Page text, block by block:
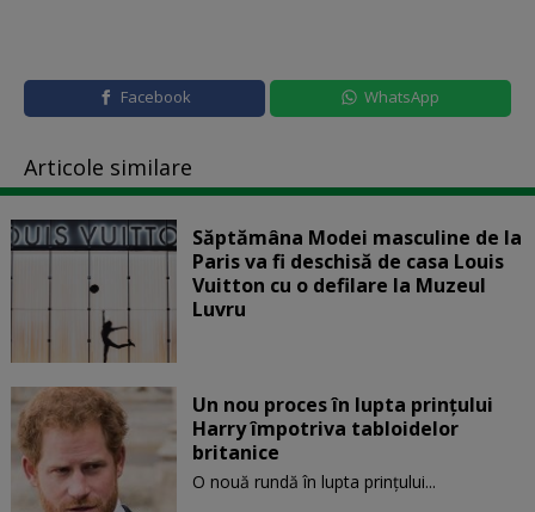
Facebook WhatsApp
Articole similare
Săptămâna Modei masculine de la
Paris va fi deschisă de casa Louis
Vuitton cu o defilare la Muzeul
Luvru
Un nou proces în lupta prinţului
Harry împotriva tabloidelor
britanice
O nouă rundă în lupta prinţului...